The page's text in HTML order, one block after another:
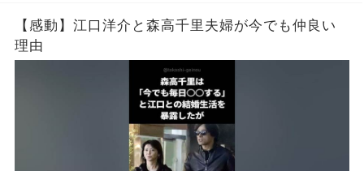
【感動】江口洋介と森高千里夫婦が今でも仲良い
理由